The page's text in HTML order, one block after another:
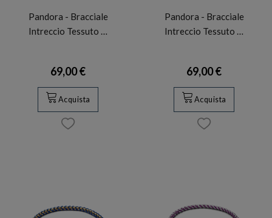
Pandora - Bracciale
Intreccio Tessuto …
69,00 €
Acquista
Pandora - Bracciale
Intreccio Tessuto …
69,00 €
Acquista